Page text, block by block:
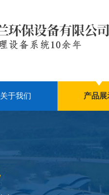
关于我们 产品展